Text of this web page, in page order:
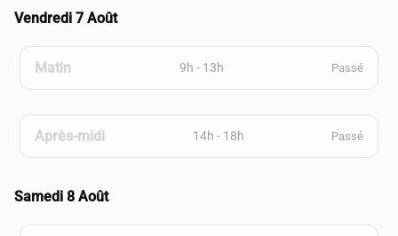
Vendredi 7 Août
Matin 9h - 13h Passé
Après-midi 14h - 18h Passé
Samedi 8 Août